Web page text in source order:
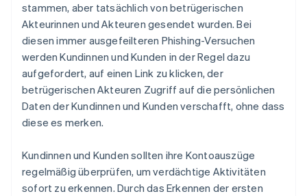
stammen, aber tatsächlich von betrügerischen
Akteurinnen und Akteuren gesendet wurden. Bei
diesen immer ausgefeilteren Phishing-Versuchen
werden Kundinnen und Kunden in der Regel dazu
aufgefordert, auf einen Link zu klicken, der
betrügerischen Akteuren Zugriff auf die persönlichen
Daten der Kundinnen und Kunden verschafft, ohne dass
diese es merken.
Kundinnen und Kunden sollten ihre Kontoauszüge
regelmäßig überprüfen, um verdächtige Aktivitäten
sofort zu erkennen. Durch das Erkennen der ersten